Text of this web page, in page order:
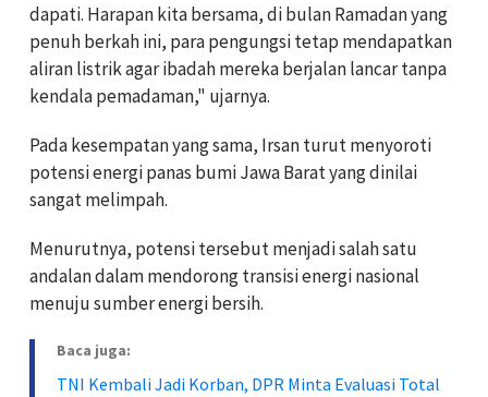
dapati. Harapan kita bersama, di bulan Ramadan yang
penuh berkah ini, para pengungsi tetap mendapatkan
aliran listrik agar ibadah mereka berjalan lancar tanpa
kendala pemadaman," ujarnya.
Pada kesempatan yang sama, Irsan turut menyoroti
potensi energi panas bumi Jawa Barat yang dinilai
sangat melimpah.
Menurutnya, potensi tersebut menjadi salah satu
andalan dalam mendorong transisi energi nasional
menuju sumber energi bersih.
Baca juga:
TNI Kembali Jadi Korban, DPR Minta Evaluasi Total